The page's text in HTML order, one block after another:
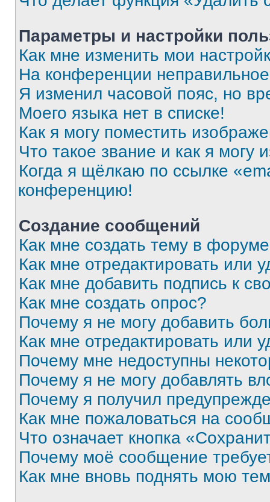
Параметры и настройки
Как мне изменить мои
На конференции
Я изменил часовой пояс, но
Моего языка нет в списке!
Как я могу поместить
Что такое звание и как я могу
Когда я щёлкаю по ссылке
конференцию!
Создание сообщений
Как мне создать тему в
Как мне отредактировать или
Как мне добавить подпись к
Как мне создать опрос?
Почему я не могу добавить
Как мне отредактировать или
Почему мне недоступны
Почему я не могу добавлять
Почему я получил
Как мне пожаловаться на
Что означает кнопка
Почему моё сообщение
Как мне вновь поднять мою